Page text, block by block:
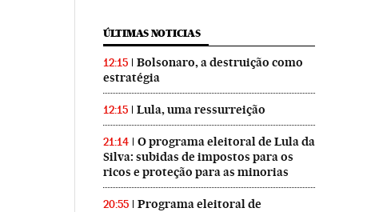
ÚLTIMAS NOTICIAS
12:15
Bolsonaro, a destruição como
estratégia
12:15 Lula, uma ressurreição
21:14
O programa eleitoral de Lula da
Silva: subidas de impostos para os
ricos e proteção para as minorias
20:55
Programa eleitoral de